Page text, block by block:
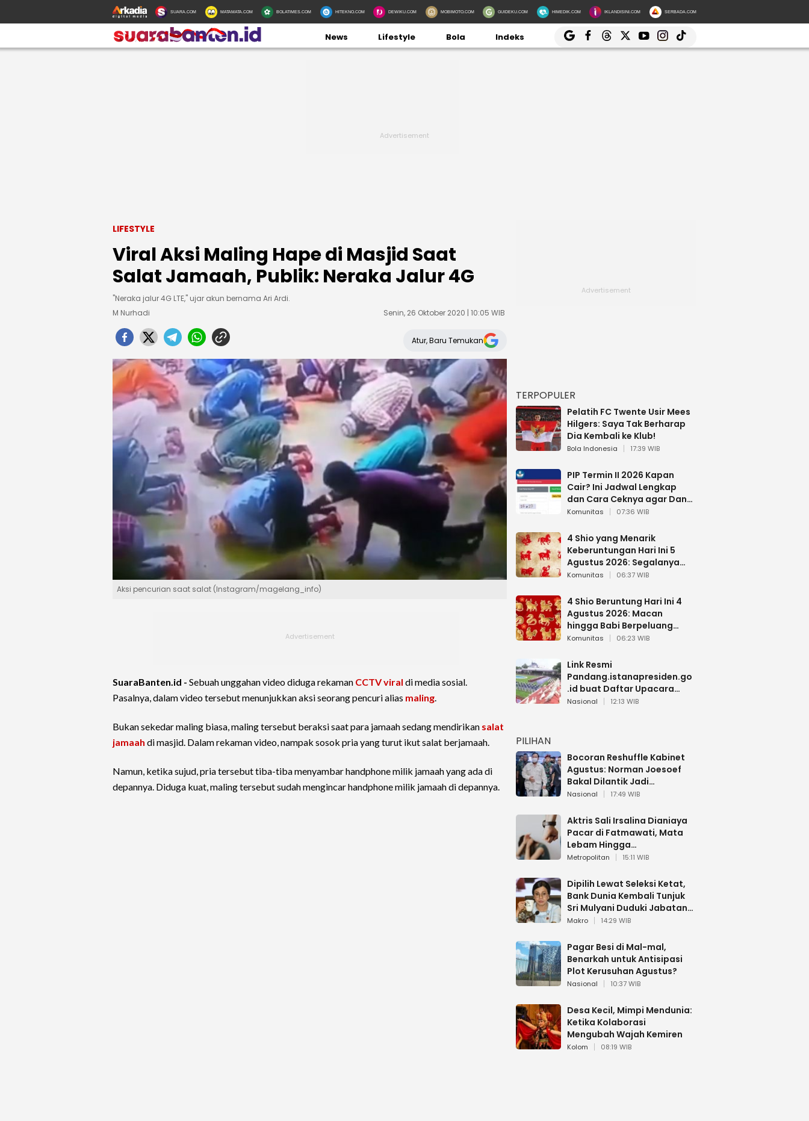
SUARA.COM MATAMATA.COM BOLATIMES.COM HITEKNO.COM DEWIKU.COM MOBIMOTO.COM GUIDEKU.COM HIMEDIK.COM IKLANDISINI.COM SERBADA.COM
News Lifestyle Bola Indeks
LIFESTYLE
Viral Aksi Maling Hape di Masjid Saat
Salat Jamaah, Publik: Neraka Jalur 4G
"Neraka jalur 4G LTE," ujar akun bernama Ari Ardi.
M Nurhadi
Senin, 26 Oktober 2020 | 10:05 WIB
Atur, Baru Temukan
Aksi pencurian saat salat (Instagram/magelang_info)
SuaraBanten.id - Sebuah unggahan video diduga rekaman CCTVviral di media sosial.
Pasalnya, dalam video tersebut menunjukkan aksi seorang pencuri alias maling.
Bukan sekedar maling biasa, maling tersebut beraksi saat para jamaah sedang mendirikan salat
jamaah di masjid. Dalam rekaman video, nampak sosok pria yang turut ikut salat berjamaah.
Namun, ketika sujud, pria tersebut tiba-tiba menyambar handphone milik jamaah yang ada di
depannya. Diduga kuat, maling tersebut sudah mengincar handphone milik jamaah di depannya.
TERPOPULER
Pelatih FC Twente Usir Mees
Hilgers: Saya Tak Berharap
Dia Kembali ke Klub!
Bola Indonesia 17:39 WIB
PIP Termin II 2026 Kapan
Cair? Ini Jadwal Lengkap
dan Cara Ceknya agar Dana
Tidak Hangus!
Komunitas 07:36 WIB
4 Shio yang Menarik
Keberuntungan Hari Ini 5
Agustus 2026: Segalanya
Berjalan Lancar
Komunitas 06:37 WIB
4 Shio Beruntung Hari Ini 4
Agustus 2026: Macan
hingga Babi Berpeluang
Dapat Kabar Baik
Komunitas 06:23 WIB
Link Resmi
Pandang.istanapresiden.go
.id buat Daftar Upacara
Bendera HUT RI di Istana
Nasional 12:13 WIB
PILIHAN
Bocoran Reshuffle Kabinet
Agustus: Norman Joesoef
Bakal Dilantik Jadi
Wamenhan RI
Nasional 17:49 WIB
Aktris Sali Irsalina Dianiaya
Pacar di Fatmawati, Mata
Lebam Hingga
Diselamatkan Polantas
Metropolitan 15:11 WIB
Dipilih Lewat Seleksi Ketat,
Bank Dunia Kembali Tunjuk
Sri Mulyani Duduki Jabatan
Strategis
Makro 14:29 WIB
Pagar Besi di Mal-mal,
Benarkah untuk Antisipasi
Plot Kerusuhan Agustus?
Nasional 10:37 WIB
Desa Kecil, Mimpi Mendunia:
Ketika Kolaborasi
Mengubah Wajah Kemiren
Kolom 08:19 WIB